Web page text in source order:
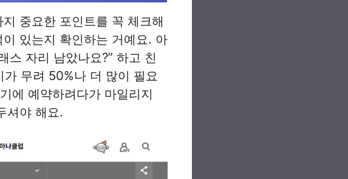
중요한 포인트를 꼭 체크해
있는지 확인하는 거예요. 아
스 자리 남았나요?” 하고 친
무려 50%나 더 많이 필요
에 예약하려다가 마일리지
셔야 해요.